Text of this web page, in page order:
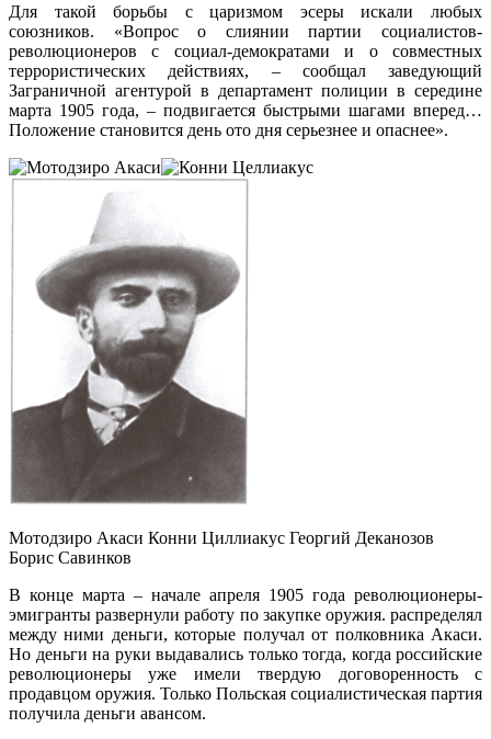
Для такой борьбы с царизмом эсеры искали любых
союзников. «Вопрос о слиянии партии социалистов-
революционеров с социал-демократами и о совместных
террористических действиях, – сообщал заведующий
Заграничной агентурой в департамент полиции в середине
марта 1905 года, – подвигается быстрыми шагами вперед…
Положение становится день ото дня серьезнее и опаснее».
Мотодзиро Акаси Конни Циллиакус Георгий Деканозов
Борис Савинков
В конце марта – начале апреля 1905 года революционеры-
эмигранты развернули работу по закупке оружия. распределял
между ними деньги, которые получал от полковника Акаси.
Но деньги на руки выдавались только тогда, когда российские
революционеры уже имели твердую договоренность с
продавцом оружия. Только Польская социалистическая партия
получила деньги авансом.